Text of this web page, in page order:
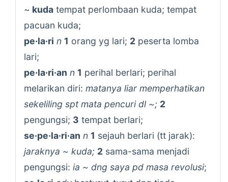
~ kuda tempat perlombaan kuda; tempat
pacuan kuda;
pe·la·ri n 1 orang yg lari; 2 peserta lomba
lari;
pe·la·ri·an n 1 perihal berlari; perihal
melarikan diri: matanya liar memperhatikan
sekeliling spt mata pencuri dl ~; 2
pengungsi; 3 tempat berlari;
se·pe·la·ri·an n 1 sejauh berlari (tt jarak):
jaraknya ~ kuda; 2 sama-sama menjadi
pengungsi: ia ~ dng saya pd masa revolusi;